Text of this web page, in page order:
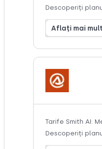
Descoperiți
Aflați mai
Tarife Smith AI:
Descoperiți